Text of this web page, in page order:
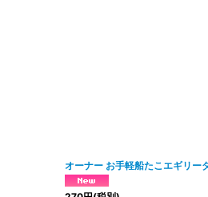
オーナー お手軽船たこエギリー